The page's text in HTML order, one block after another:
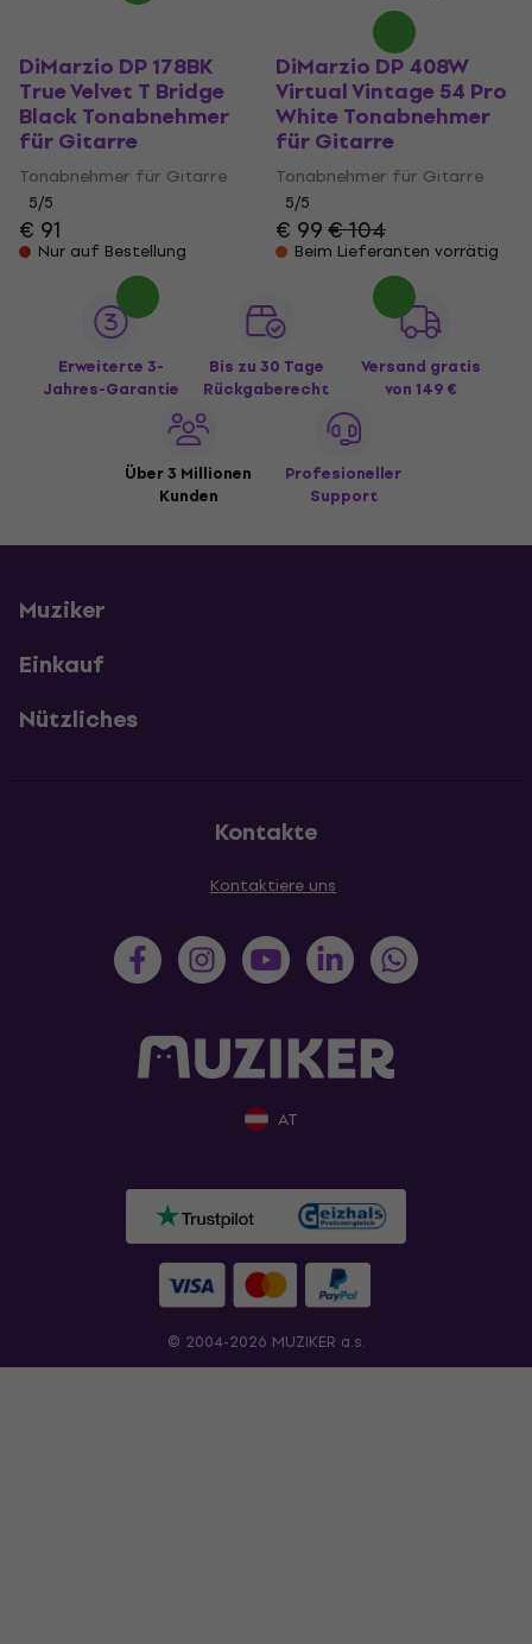
DiMarzio DP 178BK
True Velvet T Bridge
Black Tonabnehmer
für Gitarre
Tonabnehmer für Gitarre
5/5
€ 91
Nur auf Bestellung
DiMarzio DP 408W
Virtual Vintage 54 Pro
White Tonabnehmer
für Gitarre
Tonabnehmer für Gitarre
5/5
€ 99€ 104
Beim Lieferanten vorrätig
Erweiterte 3-
Jahres-Garantie
Bis zu 30 Tage
Rückgaberecht
Versand gratis
von 149 €
Über 3 Millionen
Kunden
Profesioneller
Support
Muziker
Einkauf
Nützliches
Kontakte
Kontaktiere uns
AT
© 2004-2026 MUZIKER a.s.